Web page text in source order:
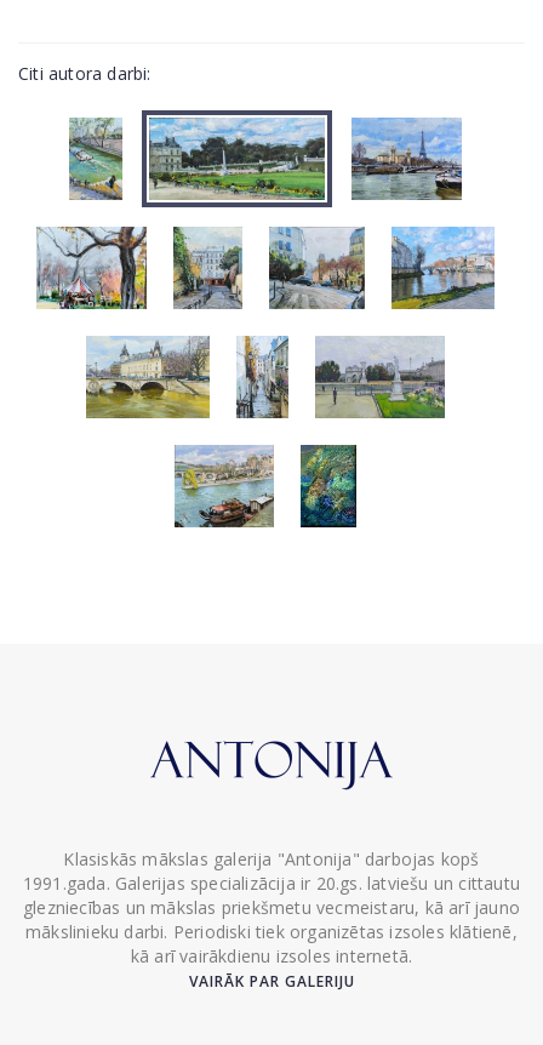
Citi autora darbi:
Klasiskās mākslas galerija "Antonija" darbojas kopš
1991.gada. Galerijas specializācija ir 20.gs. latviešu un cittautu
glezniecības un mākslas priekšmetu vecmeistaru, kā arī jauno
mākslinieku darbi. Periodiski tiek organizētas izsoles klātienē,
kā arī vairākdienu izsoles internetā.
VAIRĀK PAR GALERIJU